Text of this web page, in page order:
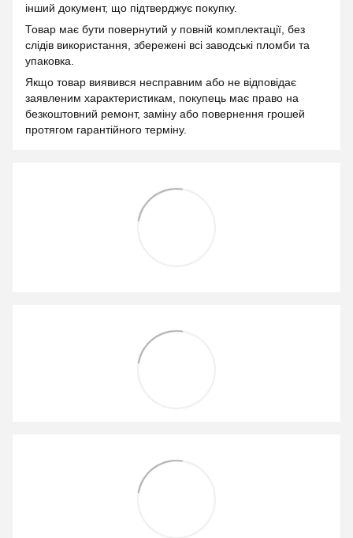
інший документ, що підтверджує покупку.
Товар має бути повернутий у повній комплектації, без
слідів використання, збережені всі заводські пломби та
упаковка.
Якщо товар виявився несправним або не відповідає
заявленим характеристикам, покупець має право на
безкоштовний ремонт, заміну або повернення грошей
протягом гарантійного терміну.